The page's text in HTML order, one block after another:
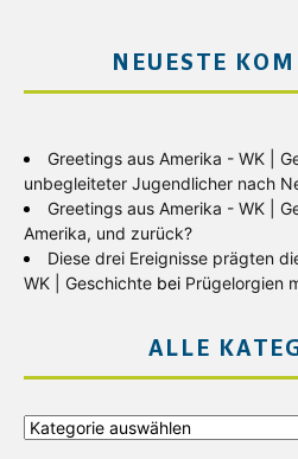
NEUESTE
Greetings aus Amerika - WK |
unbegleiteter Jugendlicher nach
Greetings aus Amerika - WK |
Amerika, und zurück?
Diese drei Ereignisse prägten
WK | Geschichte bei Prügelorgien
ALLE
Alle